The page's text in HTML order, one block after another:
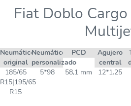
Fiat Doblo
Neumático
original
Neumático
personalizado
PCD
Agujero
central
185/65
R15|195/65
R15
5*98 58,1 mm 12*1.25